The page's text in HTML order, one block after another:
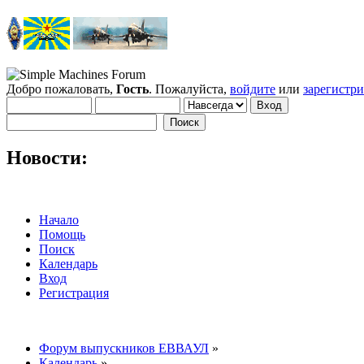
Добро пожаловать, Гость. Пожалуйста, войдите или
Новости:
Начало
Помощь
Поиск
Календарь
Вход
Регистрация
Форум выпускников ЕВВАУЛ »